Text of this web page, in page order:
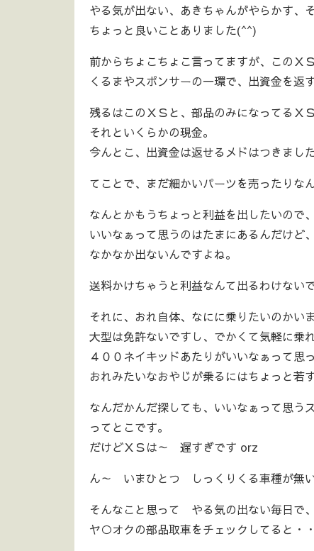
やる気が出ない、あきちゃんがやらかす、
ちょっと良いことありました(^^)
前からちょこちょこ言ってますが、このＸ
くるまやスポンサーの一環で、出資金を返
残るはこのＸＳと、部品のみになってるＸ
それといくらかの現金。
今んとこ、出資金は返せるメドはつきまし
てことで、まだ細かいパーツを売ったりな
なんとかもうちょっと利益を出したいので
いいなぁって思うのはたまにあるんだけど
なかなか出ないんですよね。
送料かけちゃうと利益なんて出るわけないで
それに、おれ自体、なにに乗りたいのかい
大型は免許ないですし、でかくて気軽に乗
４００ネイキッドあたりがいいなぁって思
おれみたいなおやじが乗るにはちょっと若
なんだかんだ探しても、いいなぁって思
ってとこです。
だけどＸＳは～ 遅すぎです orz
ん～ いまひとつ しっくりくる車種が無い
そんなこと思って やる気の出ない毎日で
ヤ○オクの部品取車をチェックしてると・